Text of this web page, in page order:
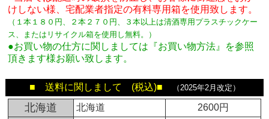
けしない様、宅配業者指定の有料専用箱を使用致します。
（１本１８０円、２本２７０円、３本以上は清酒専用プラスチックケー
ス、またはリサイクル箱を使用し無料。
）
●お買い物の仕方に関しましては『お買い物方法』を参照
頂きます様お願い致します。
■ 送料に関しまして (税込)■ （2025年2月改定）
北海道 北海道 2600円